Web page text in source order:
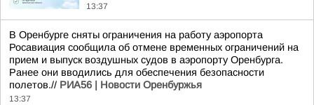
13:37
В Оренбурге сняты ограничения на работу аэропорта
Росавиация сообщила об отмене временных ограничений на
прием и выпуск воздушных судов в аэропорту Оренбурга.
Ранее они вводились для обеспечения безопасности
полетов.// РИА56 | Новости Оренбуржья
13:37